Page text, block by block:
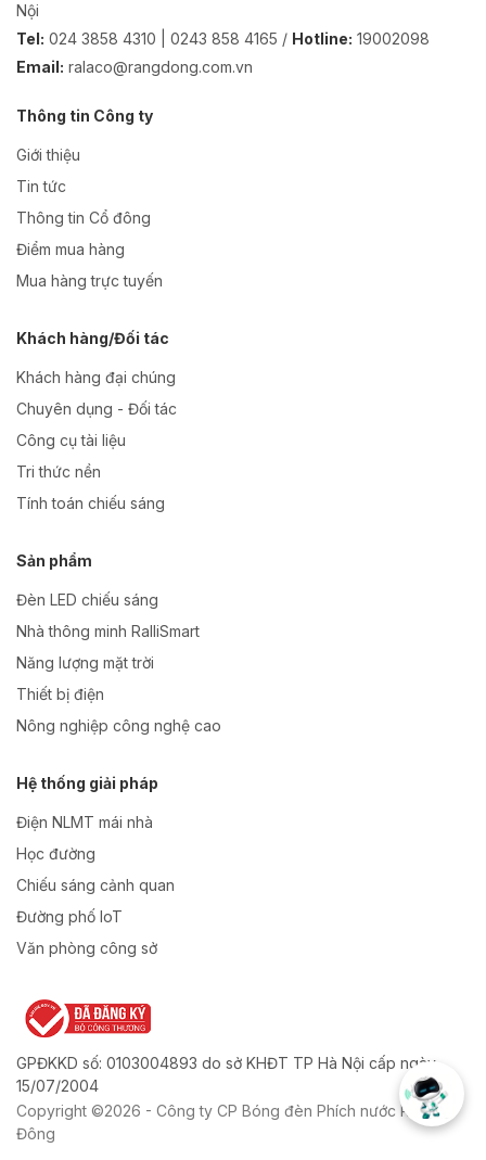
Nội
Tel: 024 3858 4310 | 0243 858 4165 / Hotline: 19002098
Email: ralaco@rangdong.com.vn
Thông tin Công ty
Giới thiệu
Tin tức
Thông tin Cổ đông
Điểm mua hàng
Mua hàng trực tuyến
Khách hàng/Đối tác
Khách hàng đại chúng
Chuyên dụng - Đối tác
Công cụ tài liệu
Tri thức nền
Tính toán chiếu sáng
Sản phẩm
Đèn LED chiếu sáng
Nhà thông minh RalliSmart
Năng lượng mặt trời
Thiết bị điện
Nông nghiệp công nghệ cao
Hệ thống giải pháp
Điện NLMT mái nhà
Học đường
Chiếu sáng cảnh quan
Đường phố IoT
Văn phòng công sở
GPĐKKD số: 0103004893 do sở KHĐT TP Hà Nội cấp ngày
15/07/2004
Copyright ©2026 - Công ty CP Bóng đèn Phích nước Rạng
Đông